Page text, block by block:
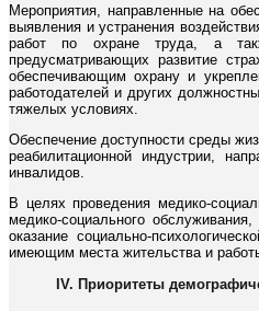
Мероприятия, направленные на
выявления и устранения
работ по охране труда, а
предусматривающих развитие
обеспечивающим охрану и
работодателей и других
тяжелых условиях.
Обеспечение доступности среды
реабилитационной индустрии,
инвалидов.
В целях проведения медико-
медико-социального
оказание социально-
имеющим места жительства и
IV. Приоритеты